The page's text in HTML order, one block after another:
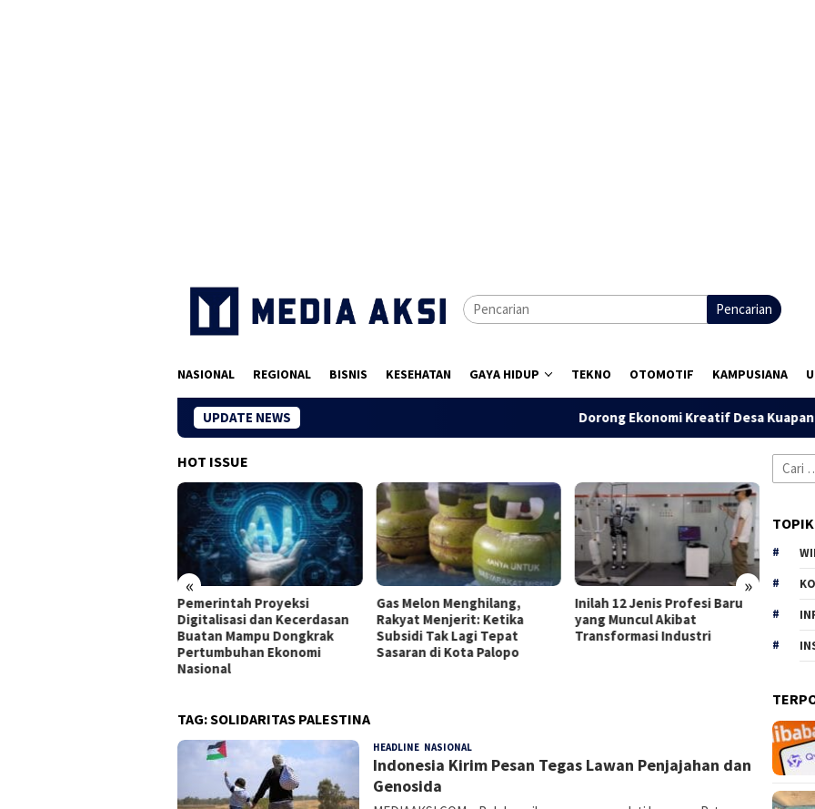
Pencarian
NASIONAL REGIONAL BISNIS KESEHATAN GAYA HIDUP TEKNO OTOMOTIF KAMPUSIANA
UPDATE NEWS Dorong Ekonomi Kreatif Desa Kuapan,
HOT ISSUE
« »
Pemerintah Proyeksi
Digitalisasi dan Kecerdasan
Buatan Mampu Dongkrak
Pertumbuhan Ekonomi
Nasional
Gas Melon Menghilang,
Rakyat Menjerit: Ketika
Subsidi Tak Lagi Tepat
Sasaran di Kota Palopo
Inilah 12 Jenis Profesi Baru
yang Muncul Akibat
Transformasi Industri
The
Baru
yang
TAG:SOLIDARITAS PALESTINA
HEADLINE NASIONAL
Rahmania
Indonesia Kirim Pesan Tegas Lawan Penjajahan dan
Genosida
Cari
untuk: